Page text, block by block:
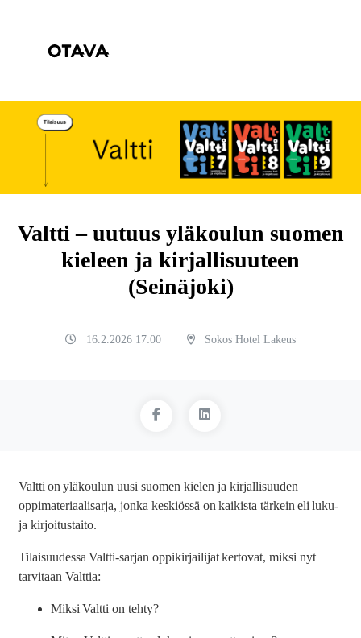
Valtti – uutuus yläkoulun suomen
kieleen ja kirjallisuuteen
(Seinäjoki)
16.2.2026 17:00 Sokos Hotel Lakeus
Valtti on yläkoulun uusi suomen kielen ja kirjallisuuden
oppimateriaalisarja, jonka keskiössä on kaikista tärkein eli luku-
ja kirjoitustaito.
TilaisuudessaValtti-sarjan oppikirjailijatkertovat, miksi nyt
tarvitaan Valttia:
Miksi Valtti on tehty?